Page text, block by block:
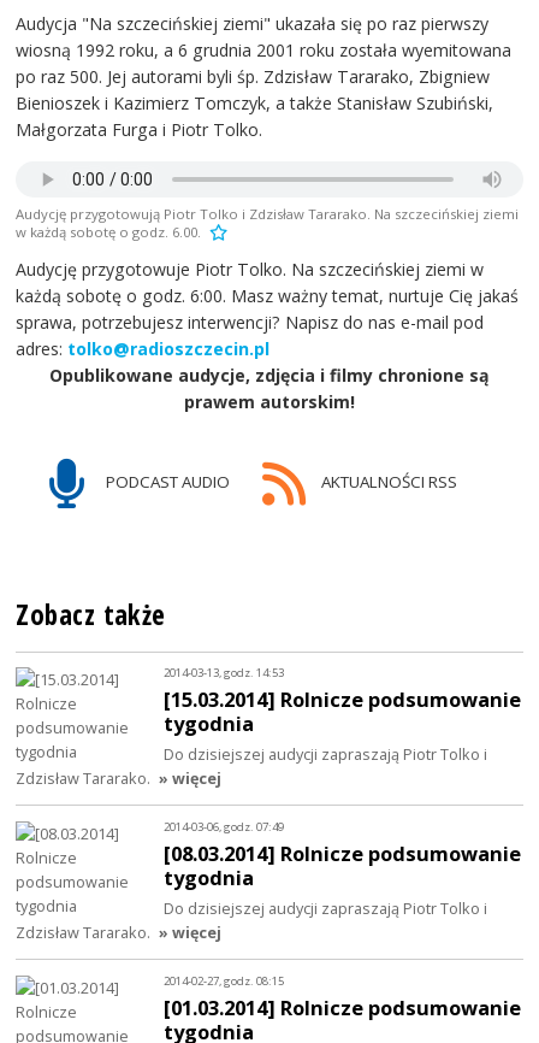
Audycja "Na szczecińskiej ziemi" ukazała się po raz pierwszy
wiosną 1992 roku, a 6 grudnia 2001 roku została wyemitowana
po raz 500. Jej autorami byli śp. Zdzisław Tararako, Zbigniew
Bienioszek i Kazimierz Tomczyk, a także Stanisław Szubiński,
Małgorzata Furga i Piotr Tolko.
Audycję przygotowują Piotr Tolko i Zdzisław Tararako. Na szczecińskiej ziemi
w każdą sobotę o godz. 6.00.
Audycję przygotowuje Piotr Tolko. Na szczecińskiej ziemi w
każdą sobotę o godz. 6:00. Masz ważny temat, nurtuje Cię jakaś
sprawa, potrzebujesz interwencji? Napisz do nas e-mail pod
adres: tolko@radioszczecin.pl
Opublikowane audycje, zdjęcia i filmy chronione są
prawem autorskim!
PODCAST AUDIO AKTUALNOŚCI RSS
Zobacz także
2014-03-13, godz. 14:53
[15.03.2014] Rolnicze podsumowanie
tygodnia
Do dzisiejszej audycji zapraszają Piotr Tolko i
Zdzisław Tararako. » więcej
2014-03-06, godz. 07:49
[08.03.2014] Rolnicze podsumowanie
tygodnia
Do dzisiejszej audycji zapraszają Piotr Tolko i
Zdzisław Tararako. » więcej
2014-02-27, godz. 08:15
[01.03.2014] Rolnicze podsumowanie
tygodnia